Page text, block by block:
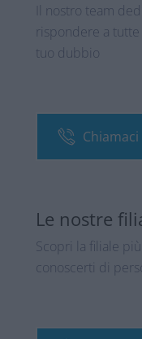
Il nostro team
rispondere a
tuo dubbio
Chiamaci
Le nostre
Scopri la filiale
conoscerti di